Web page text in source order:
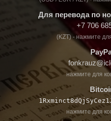
Для перевода по
+7 706
(KZT) - нажмите
нажмите для
нажмите для